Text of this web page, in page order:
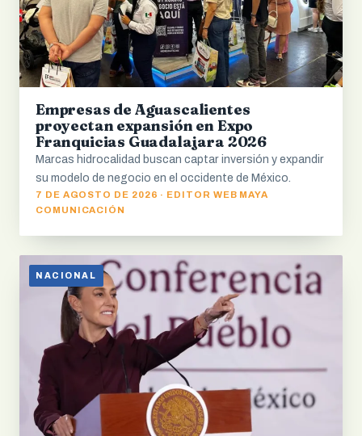
Empresas de Aguascalientes
proyectan expansión en Expo
Franquicias Guadalajara 2026
Marcas hidrocalidad buscan captar inversión y expandir
su modelo de negocio en el occidente de México.
7 DE AGOSTO DE 2026 · EDITOR WEB MAYA
COMUNICACIÓN
NACIONAL